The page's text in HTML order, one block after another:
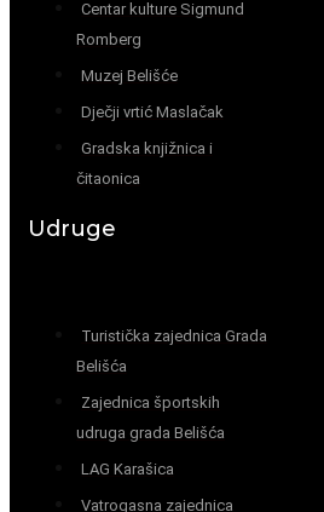
Centar kulture Sigmund
Romberg
Muzej Belišće
Dječji vrtić Maslačak
Gradska knjižnica i
čitaonica
Udruge
Turistička zajednica Grada
Belišća
Zajednica športskih
udruga grada Belišća
LAG Karašica
Vatrogasna zajednica